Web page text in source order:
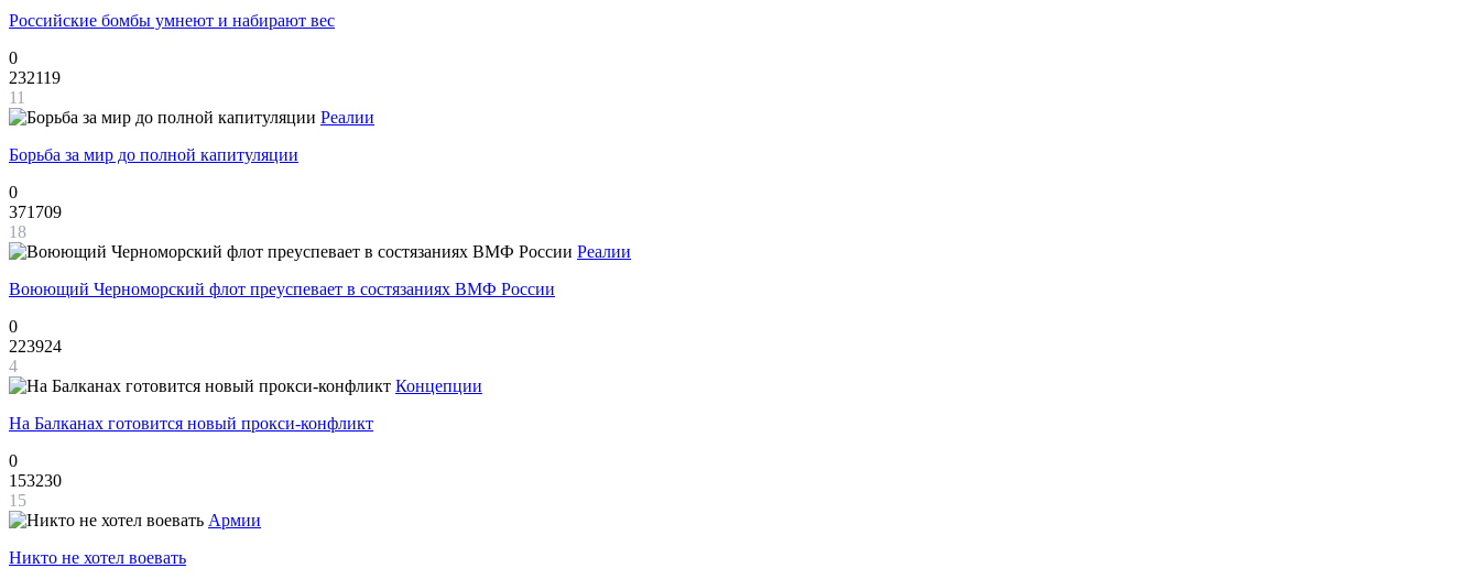
Российские бомбы умнеют и набирают вес
0
232119
11
Реалии
Борьба за мир до полной капитуляции
0
371709
18
Реалии
Воюющий Черноморский флот преуспевает в состязаниях ВМФ России
0
223924
4
Концепции
На Балканах готовится новый прокси-конфликт
0
153230
15
Армии
Никто не хотел воевать